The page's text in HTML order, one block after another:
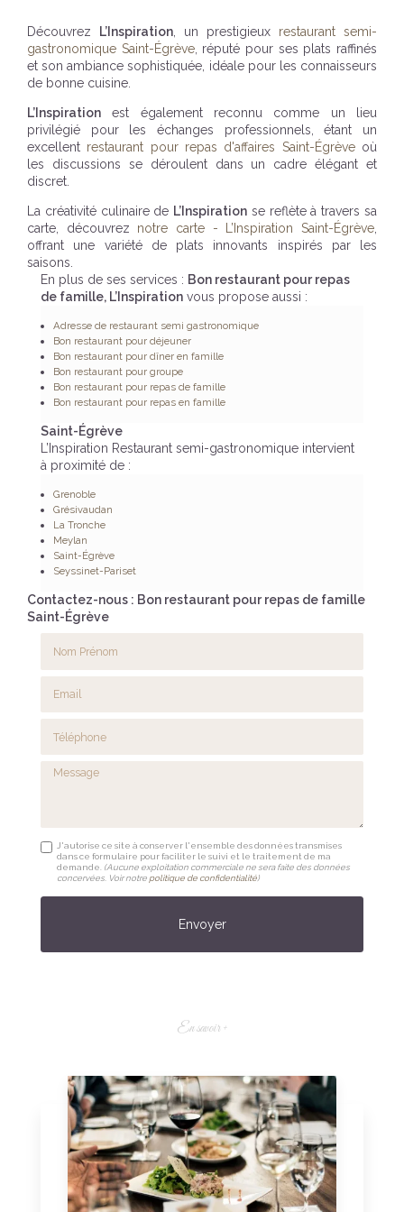
Découvrez L’Inspiration , un prestigieux restaurant semi-
gastronomique Saint-Égrève, réputé pour ses plats raffinés
et son ambiance sophistiquée, idéale pour les connaisseurs
de bonne cuisine.
L’Inspiration est également reconnu comme un lieu
privilégié pour les échanges professionnels, étant un
excellent restaurant pour repas d'affaires Saint-Égrèveoù
les discussions se déroulent dans un cadre élégant et
discret.
La créativité culinaire de L’Inspiration se reflète à travers sa
carte, découvrez notre carte - L’Inspiration Saint-Égrève
offrant une variété de plats innovants inspirés par les
saisons.
En plus de ses services : Bon restaurant pour repas
de famille, L’Inspiration vous propose aussi :
Adresse de restaurant semi gastronomique
Bon restaurant pour déjeuner
Bon restaurant pour dîner en famille
Bon restaurant pour groupe
Bon restaurant pour repas de famille
Bon restaurant pour repas en famille
Saint-Égrève
L’Inspiration Restaurant semi-gastronomique intervient
à proximité de :
Grenoble
Grésivaudan
La Tronche
Meylan
Saint-Égrève
Seyssinet-Pariset
Contactez-nous : Bon restaurant pour repas de famille
Saint-Égrève
Message
J'autorise ce site à conserver l'ensemble des données transmises
dans ce formulaire pour faciliter le suivi et le traitement de ma
demande. (Aucune exploitation commerciale ne sera faite des données
concervées. Voir notre politique de confidentialité)
En savoir +